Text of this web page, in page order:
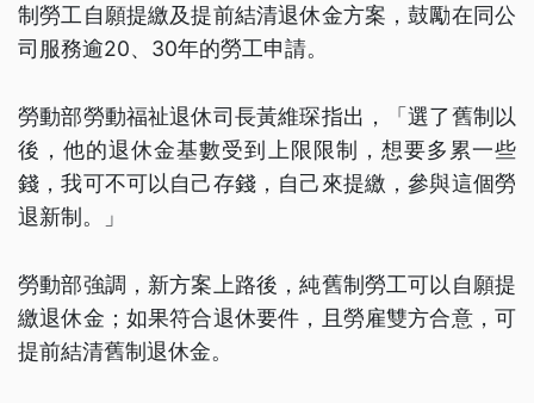
制勞工自願提繳及提前結清退休金方案，鼓勵在同公
司服務逾20、30年的勞工申請。
勞動部勞動福祉退休司長黃維琛指出，「選了舊制以
後，他的退休金基數受到上限限制，想要多累一些
錢，我可不可以自己存錢，自己來提繳，參與這個勞
退新制。」
勞動部強調，新方案上路後，純舊制勞工可以自願提
繳退休金；如果符合退休要件，且勞雇雙方合意，可
提前結清舊制退休金。